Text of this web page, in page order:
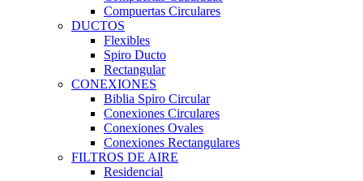
Compuertas Circulares
DUCTOS
Flexibles
Spiro Ducto
Rectangular
CONEXIONES
Biblia Spiro Circular
Conexiones Circulares
Conexiones Ovales
Conexiones Rectangulares
FILTROS DE AIRE
Residencial